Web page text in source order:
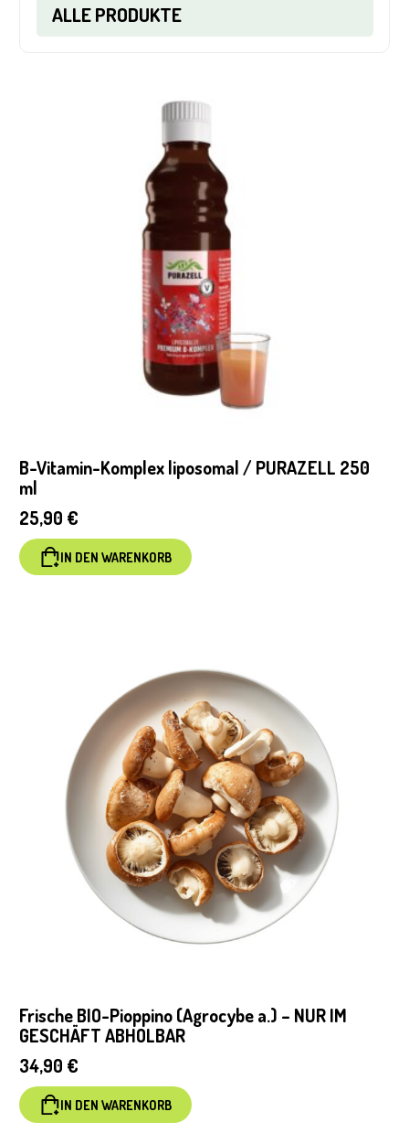
ALLE PRODUKTE
B-Vitamin-Komplex liposomal / PURAZELL 250
ml
25,90 €
IN DEN WARENKORB
Frische BIO-Pioppino (Agrocybe a.) – NUR IM
GESCHÄFT ABHOLBAR
34,90 €
IN DEN WARENKORB